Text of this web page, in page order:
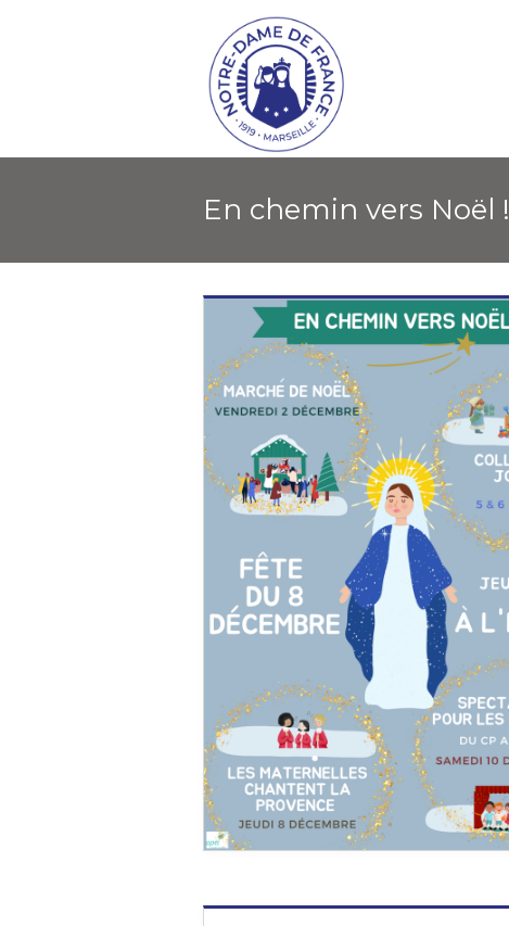
En chemin vers